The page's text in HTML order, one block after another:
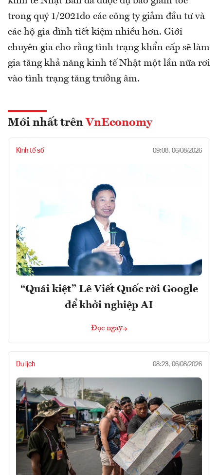
trong quý 1/2021do các công ty giảm đầu tư và
các hộ gia đình tiết kiệm nhiều hơn. Giới
chuyên gia cho rằng tình trạng khẩn cấp sẽ làm
gia tăng khả năng kinh tế Nhật một lần nữa rơi
vào tình trạng tăng trưởng âm.
Mới nhất trên VnEconomy
Kinh tế số 09:08, 06/08/2026
“Quái kiệt” Lê Viết Quốc rời Google
để khởi nghiệp AI
Đọc ngay
Du lịch 08:23, 06/08/2026